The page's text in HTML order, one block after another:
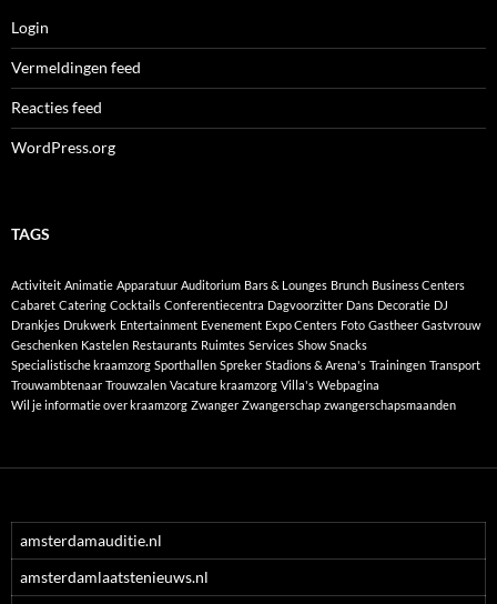
Login
Vermeldingen feed
Reacties feed
WordPress.org
TAGS
Activiteit Animatie Apparatuur Auditorium Bars & Lounges Brunch Business Centers
Cabaret Catering Cocktails Conferentiecentra Dagvoorzitter Dans Decoratie DJ
Drankjes Drukwerk Entertainment Evenement Expo Centers Foto Gastheer Gastvrouw
Geschenken Kastelen Restaurants Ruimtes Services Show Snacks
Specialistische kraamzorg Sporthallen Spreker Stadions & Arena's Trainingen Transport
Trouwambtenaar Trouwzalen Vacature kraamzorg Villa's Webpagina
Wil je informatie over kraamzorg Zwanger Zwangerschap zwangerschapsmaanden
amsterdamauditie.nl
amsterdamlaatstenieuws.nl